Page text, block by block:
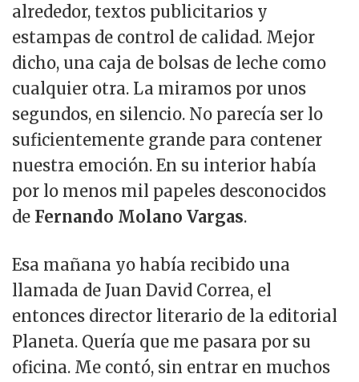
alrededor, textos publicitarios y
estampas de control de calidad. Mejor
dicho, una caja de bolsas de leche como
cualquier otra. La miramos por unos
segundos, en silencio. No parecía ser lo
suficientemente grande para contener
nuestra emoción. En su interior había
por lo menos mil papeles desconocidos
de Fernando Molano Vargas.
Esa mañana yo había recibido una
llamada de Juan David Correa, el
entonces director literario de la editorial
Planeta. Quería que me pasara por su
oficina. Me contó, sin entrar en muchos